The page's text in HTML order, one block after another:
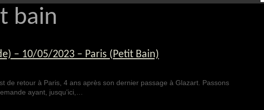
bain
– 10/05/2023 – Paris (Petit Bain)
de retour à Paris, 4 ans après son dernier passage à Glazart. Passons
ayant, jusqu’ici,…